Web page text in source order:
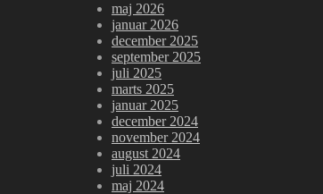
maj 2026
januar 2026
december 2025
september 2025
juli 2025
marts 2025
januar 2025
december 2024
november 2024
august 2024
juli 2024
maj 2024